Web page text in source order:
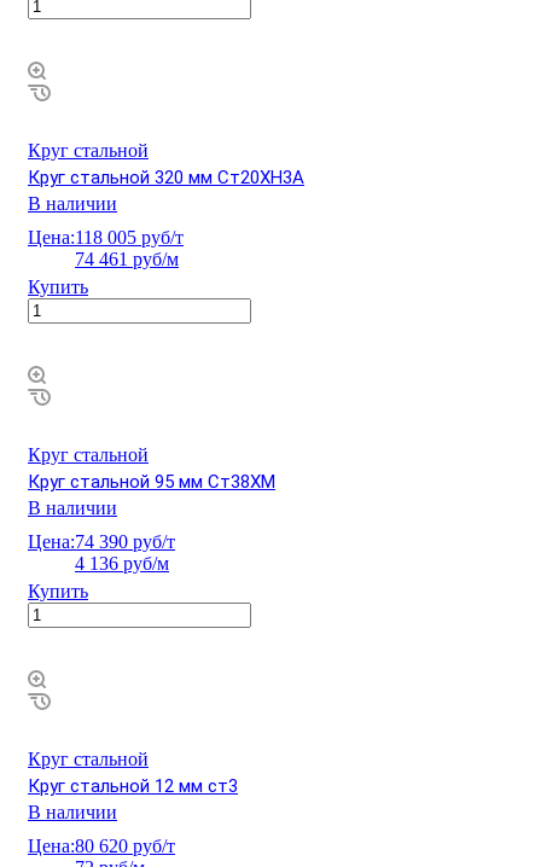
Круг стальной
Круг стальной 320 мм Ст20ХН3А
В наличии
Цена:118 005 руб/т
74 461 руб/м
Купить
Круг стальной
Круг стальной 95 мм Ст38ХМ
В наличии
Цена:74 390 руб/т
4 136 руб/м
Купить
Круг стальной
Круг стальной 12 мм ст3
В наличии
Цена:80 620 руб/т